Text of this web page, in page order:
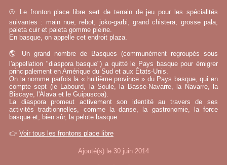
⚾ Le fronton place libre sert de terrain de jeu pour les spécialités
suivantes : main nue, rebot, joko-garbi, grand chistera, grosse pala,
paleta cuir et paleta gomme pleine.
En basque, on appelle cet endroit plaza.
🌎 Un grand nombre de Basques (communément regroupés sous
l'appellation "diaspora basque") a quitté le Pays basque pour émigrer
principalement en Amérique du Sud et aux États-Unis.
On la nomme parfois la « huitième province » du Pays basque, qui en
compte sept (le Labourd, la Soule, la Basse-Navarre, la Navarre, la
Biscaye, l'Alava et le Guipuscoa).
La diaspora promeut activement son identité au travers de ses
activités tradtionnelles, comme la danse, la gastronomie, la force
basque et, bien sûr, la pelote basque.
👉 Voir tous les frontons place libre
Ajouté(s) le 30 juin 2014